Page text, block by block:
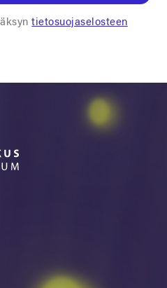
tietosuojaselosteen